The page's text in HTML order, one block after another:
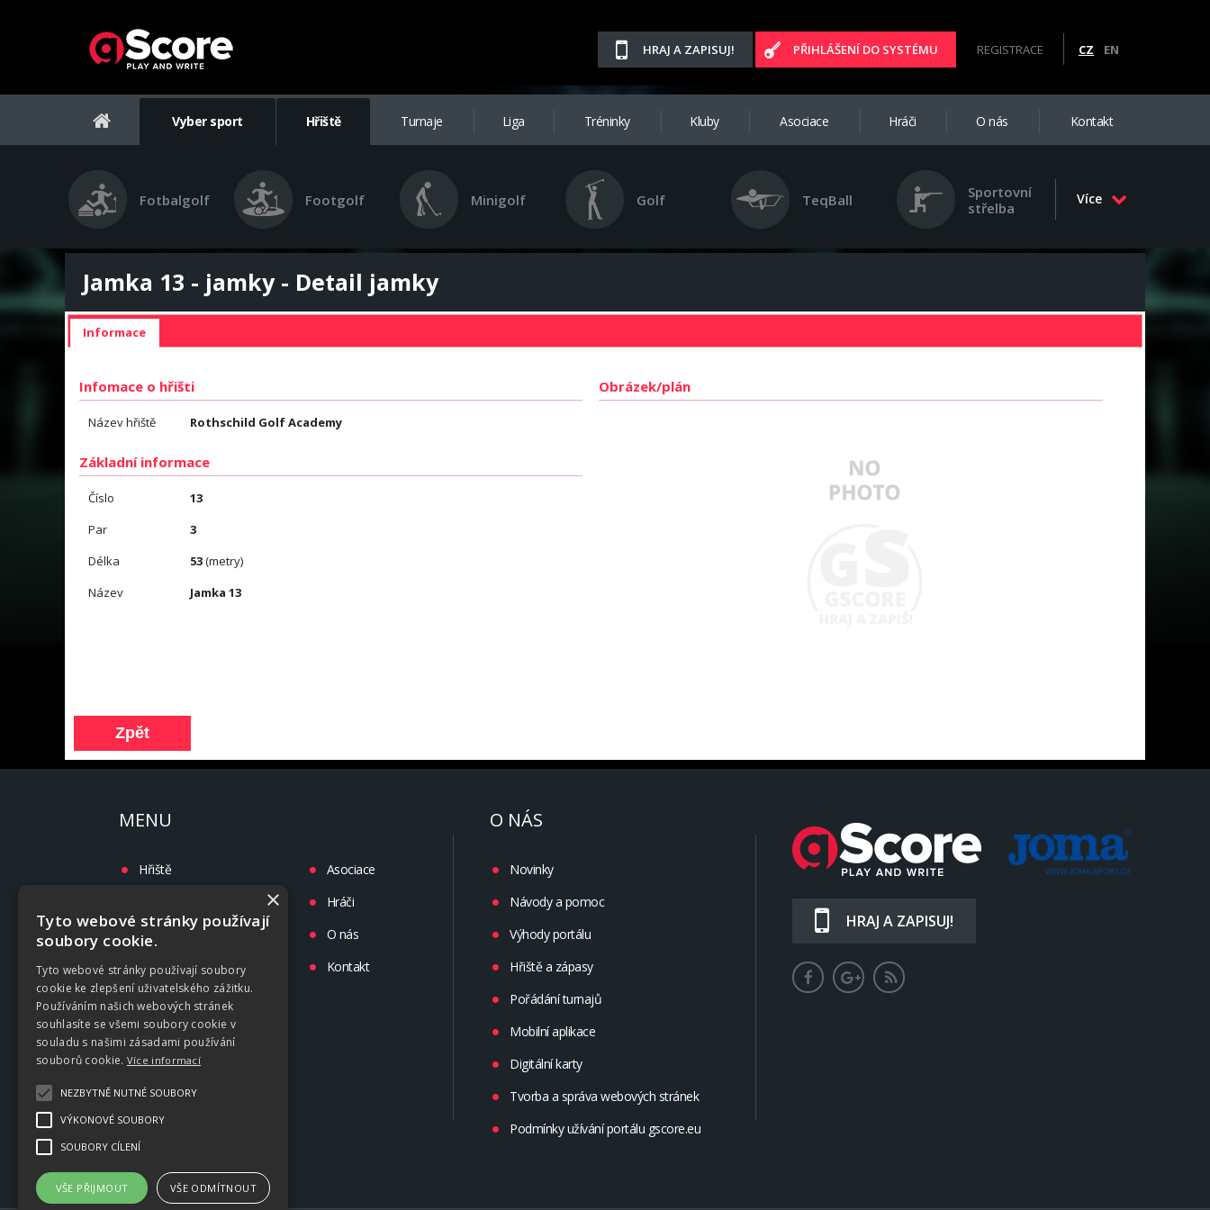
HRAJ A ZAPISUJ! PŘIHLÁŠENÍ DO SYSTÉMU REGISTRACE CZ EN
Vyber sport Hřiště Turnaje Liga Tréninky Kluby Asociace Hráči O nás Kontakt
Fotbalgolf Footgolf Minigolf Golf TeqBall
Sportovní
střelba
Více
Jamka 13 - jamky - Detail jamky
Informace
Infomace o hřišti
Název hřiště Rothschild Golf Academy
Základní informace
Číslo
13
Par
3
Délka
53(metry)
Název
Jamka 13
Obrázek/plán
MENU
Hřiště
Liga
Tréninky
Kluby
Asociace
Hráči
O nás
Kontakt
O NÁS
Novinky
Návody a pomoc
Výhody portálu
Hřiště a zápasy
Pořádání turnajů
Mobilní aplikace
Digitální karty
Tvorba a správa webových stránek
Podmínky užívání portálu gscore.eu
HRAJ A ZAPISUJ!
×
Tyto webové stránky používají
soubory cookie.
Tyto webové stránky používají soubory
cookie ke zlepšení uživatelského zážitku.
Používáním našich webových stránek
souhlasíte se všemi soubory cookie v
souladu s našimi zásadami používání
souborů cookie. Více informací
NEZBYTNĚ NUTNÉ SOUBORY
VÝKONOVÉ SOUBORY
SOUBORY CÍLENÍ
VŠE PŘIJMOUT VŠE ODMÍTNOUT